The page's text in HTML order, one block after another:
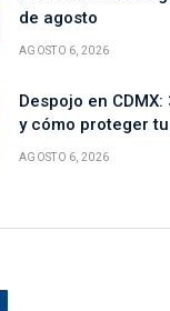
de agosto
AGOSTO 6, 2026
Despojo en
y cómo proteger
AGOSTO 6, 2026